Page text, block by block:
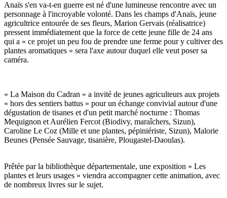
Anaïs s'en va-t-en guerre est né d'une lumineuse rencontre avec un
personnage à l'incroyable volonté. Dans les champs d'Anaïs, jeune
agricultrice entourée de ses fleurs, Marion Gervais (réalisatrice)
pressent immédiatement que la force de cette jeune fille de 24 ans
qui a « ce projet un peu fou de prendre une ferme pour y cultiver des
plantes aromatiques » sera l'axe autour duquel elle veut poser sa
caméra.
« La Maison du Cadran » a invité de jeunes agriculteurs aux projets
« hors des sentiers battus » pour un échange convivial autour d'une
dégustation de tisanes et d'un petit marché nocturne : Thomas
Mequignon et Aurélien Fercot (Biodivy, maraîchers, Sizun),
Caroline Le Coz (Mille et une plantes, pépiniériste, Sizun), Malorie
Beunes (Pensée Sauvage, tisanière, Plougastel-Daoulas).
Prêtée par la bibliothèque départementale, une exposition « Les
plantes et leurs usages » viendra accompagner cette animation, avec
de nombreux livres sur le sujet.